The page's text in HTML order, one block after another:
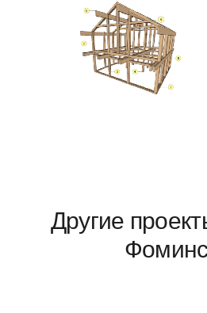
Другие